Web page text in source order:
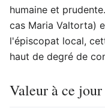
humaine et
cas Maria Valtorta)
l'épiscopat local,
haut de degré de
Valeur à ce jour